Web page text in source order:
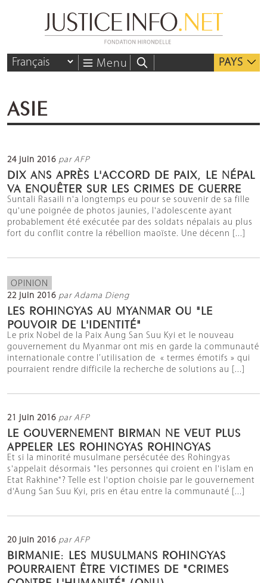
Menu PAYS
ASIE
24 juin 2016 par AFP
DIX ANS APRÈS L'ACCORD DE PAIX, LE NÉPAL
VA ENQUÊTER SUR LES CRIMES DE GUERRE
Suntali Rasaili n'a longtemps eu pour se souvenir de sa fille
qu'une poignée de photos jaunies, l'adolescente ayant
probablement été exécutée par des soldats népalais au plus
fort du conflit contre la rébellion maoïste. Une décenn [...]
OPINION
22 juin 2016 par Adama Dieng
LES ROHINGYAS AU MYANMAR OU "LE
POUVOIR DE L'IDENTITÉ"
Le prix Nobel de la Paix Aung San Suu Kyi et le nouveau
gouvernement du Myanmar ont mis en garde la communauté
internationale contre l’utilisation de « termes émotifs » qui
pourraient rendre difficile la recherche de solutions au [...]
21 juin 2016 par AFP
LE GOUVERNEMENT BIRMAN NE VEUT PLUS
APPELER LES ROHINGYAS ROHINGYAS
Et si la minorité musulmane persécutée des Rohingyas
s'appelait désormais "les personnes qui croient en l'islam en
Etat Rakhine"? Telle est l'option choisie par le gouvernement
d'Aung San Suu Kyi, pris en étau entre la communauté [...]
20 juin 2016 par AFP
BIRMANIE: LES MUSULMANS ROHINGYAS
POURRAIENT ÊTRE VICTIMES DE "CRIMES
CONTRE L'HUMANITÉ" (ONU)